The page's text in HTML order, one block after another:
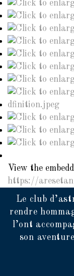
View the
https://
Le club
rendre
l’ont
son